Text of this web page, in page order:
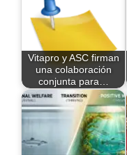
Vitapro y ASC firman
una colaboración
conjunta para…